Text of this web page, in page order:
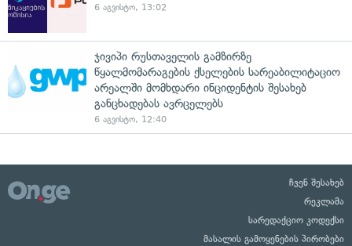
6 აგვისტო, 13:02
ჯივიპი რუსთაველის გამზირზე
წყალმომარაგების ქსელების სარეაბილიტაციო
არეალში მომხდარი ინციდენტის შესახებ
განცხადებას ავრცელებს
6 აგვისტო, 12:40
ჩვენ შესახებ
რეკლამა
სარედაქციო კოდექსი
მასალის გამოყენების პირობები